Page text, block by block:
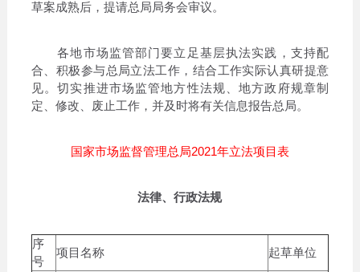
草案成熟后，提请总局局务会审议。
各地市场监管部门要立足基层执法实践，支持配
合、积极参与总局立法工作，结合工作实际认真研提意
见。切实推进市场监管地方性法规、地方政府规章制
定、修改、废止工作，并及时将有关信息报告总局。
国家市场监督管理总局2021年立法项目表
法律、行政法规
序
号
项目名称 起草单位